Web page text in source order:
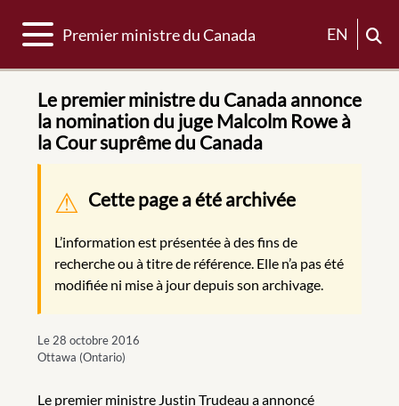
Basculer la navigation
Premier ministre du Canada EN
Le premier ministre du Canada annonce
la nomination du juge Malcolm Rowe à
la Cour suprême du Canada
Message d'avertissement
Cette page a été archivée
L’information est présentée à des fins de
recherche ou à titre de référence. Elle n’a pas été
modifiée ni mise à jour depuis son archivage.
Le 28 octobre 2016
Ottawa (Ontario)
Le premier ministre Justin Trudeau a annoncé